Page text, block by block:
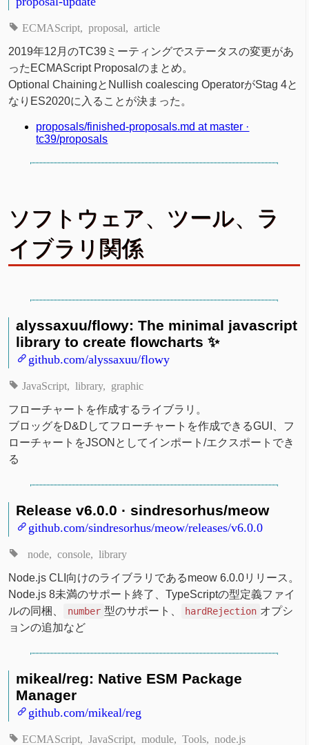
ECMAScript proposal article
2019年12月のTC39ミーティングでステータスの変更があ
ったECMAScript Proposalのまとめ。
Optional ChainingとNullish coalescing OperatorがStag 4と
なりES2020に入ることが決まった。
proposals/finished-proposals.md at master ·
tc39/proposals
ソフトウェア、ツール、ラ
イブラリ関係
alyssaxuu/flowy: The minimal javascript
library to create flowcharts ✨
github.com/alyssaxuu/flowy
JavaScript library graphic
フローチャートを作成するライブラリ。
ブロッグをD&Dしてフローチャートを作成できるGUI、フ
ローチャートをJSONとしてインポート/エクスポートでき
る
Release v6.0.0 · sindresorhus/meow
github.com/sindresorhus/meow/releases/v6.0.0
node console library
Node.js CLI向けのライブラリであるmeow 6.0.0リリース。
Node.js 8未満のサポート終了、TypeScriptの型定義ファイ
ルの同梱、
number 型のサポート、 hardRejection オプシ
ョンの追加など
mikeal/reg: Native ESM Package
Manager
github.com/mikeal/reg
ECMAScript JavaScript module Tools node.js